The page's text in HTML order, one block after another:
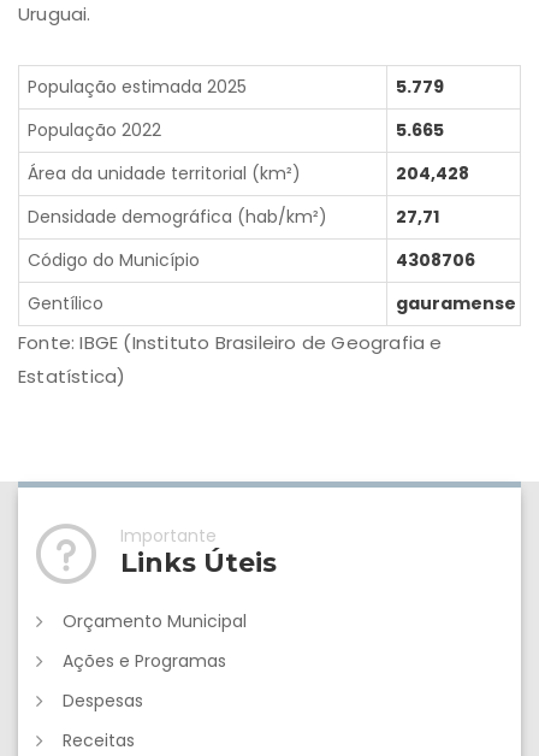
Telefone: (54) 3391-1200 - Ramal 04
Ver mais
Uruguai.
População estimada 2025
5.779
População 2022
5.665
Área da unidade territorial (km²)
204,428
Densidade demográfica (hab/km²)
27,71
Código do Município
4308706
Gentílico
gauramense
Fonte: IBGE (Instituto Brasileiro de Geografia e
Estatística)
Importante
Links Úteis
Orçamento Municipal
Ações e Programas
Despesas
Receitas